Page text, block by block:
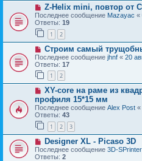
Z-Helix mini, повтор от
Последнее сообщение Mazayac «
Ответы: 19
1 2
Строим самый
Последнее сообщение jhnf « 20
Ответы: 17
1 2
XY-core на раме из
профиля 15*15 мм
Последнее сообщение Alex Post «
Ответы: 43
1 2 3
Designer XL - Picaso 3D
Последнее сообщение 3D-SPrinter
Ответы: 2